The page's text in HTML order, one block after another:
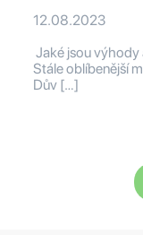
12.08.2023
Jaké jsou výhody
Stále oblíbenější
Dův […]